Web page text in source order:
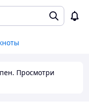
Просмотри